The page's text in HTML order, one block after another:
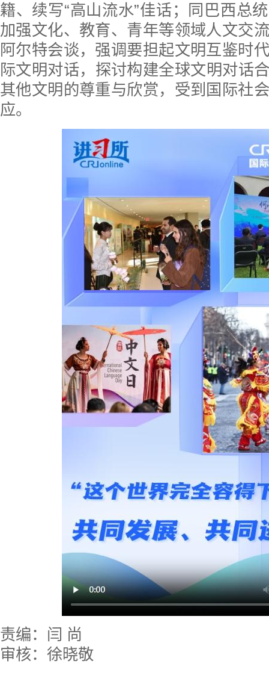
籍、续写“高山流水”佳话；同巴西总
加强文化、教育、青年等领域人文交
阿尔特会谈，强调要担起文明互鉴时
际文明对话，探讨构建全球文明对
其他文明的尊重与欣赏，受到国际社
应。
责编：闫 尚
审核：徐晓敬